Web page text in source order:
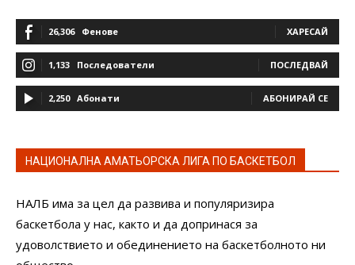
26,306 Фенове ХАРЕСАЙ
1,133 Последователи ПОСЛЕДВАЙ
2,250 Абонати АБОНИРАЙ СЕ
НАЦИОНАЛНА АМАТЬОРСКА ЛИГА ПО БАСКЕТБОЛ
НАЛБ има за цел да развива и популяризира
баскетбола у нас, както и да допринася за
удоволствието и обединението на баскетболното ни